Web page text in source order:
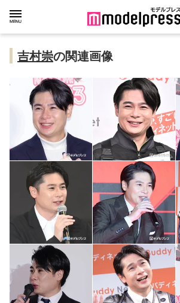
吉村崇の関連画像